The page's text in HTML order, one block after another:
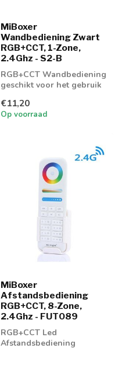
MiBoxer
Wandbediening Zwart
RGB+CCT, 1-Zone,
2.4Ghz - S2-B
RGB+CCT Wandbediening
geschikt voor het gebruik
Paneel en RGBW...
€11,20
Op voorraad
MiBoxer
Afstandsbediening
RGB+CCT, 8-Zone,
2.4Ghz - FUT089
RGB+CCT Led
Afstandsbediening